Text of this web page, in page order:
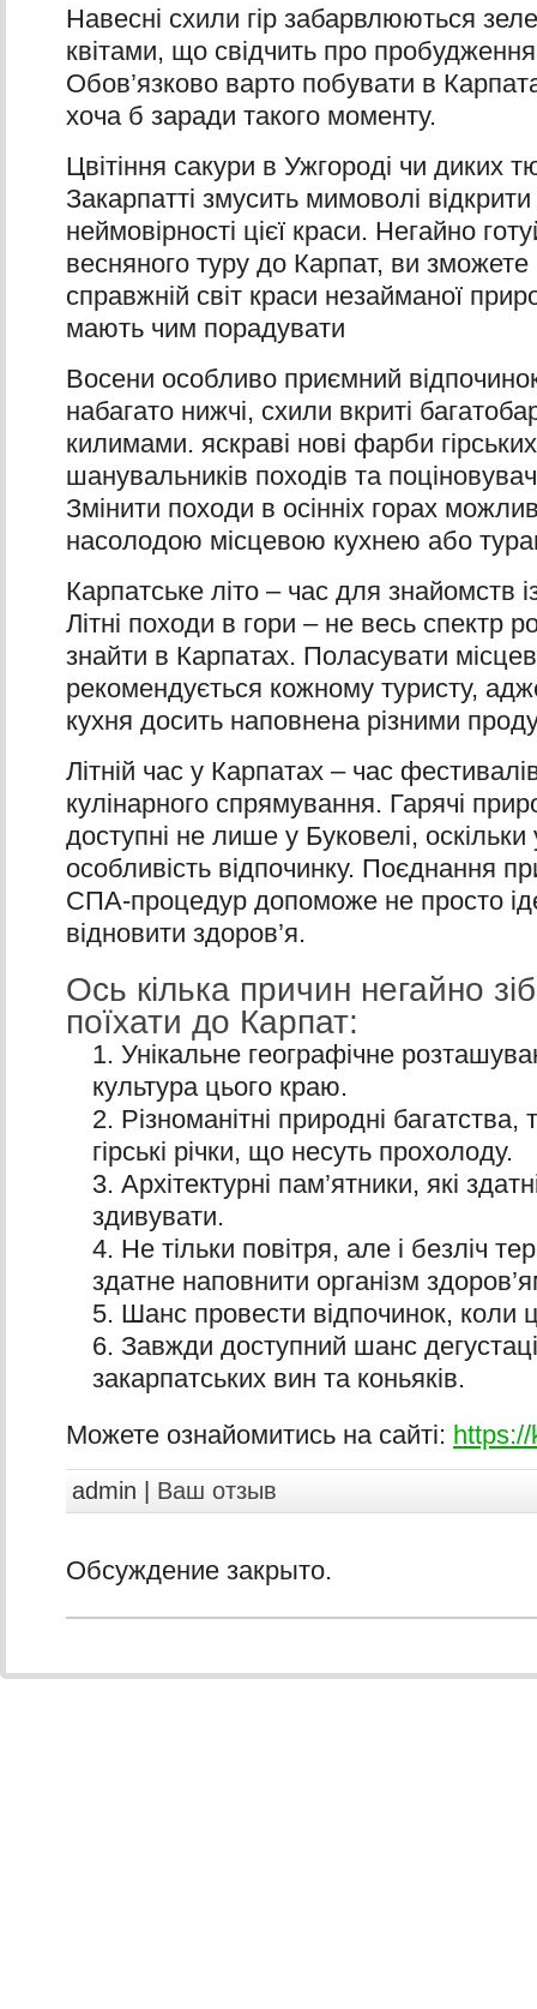
Навесні схили гір забарвлюються
квітами, що свідчить про
Обов’язково варто побувати в
хоча б заради такого моменту.
Цвітіння сакури в Ужгороді чи диких
Закарпатті змусить мимоволі відкрити
неймовірності цієї краси. Негайно
весняного туру до Карпат, ви зможете
справжній світ краси незайманої
мають чим порадувати
Восени особливо приємний
набагато нижчі, схили вкриті
килимами. яскраві нові фарби
шанувальників походів та
Змінити походи в осінніх горах
насолодою місцевою кухнею або
Карпатське літо – час для знайомств
Літні походи в гори – не весь спектр
знайти в Карпатах. Поласувати
рекомендується кожному туристу,
кухня досить наповнена різними
Літній час у Карпатах – час
кулінарного спрямування. Гарячі
доступні не лише у Буковелі,
особливість відпочинку. Поєднання
СПА-процедур допоможе не просто
відновити здоров’я.
Ось кілька причин негайно
поїхати до Карпат:
Унікальне географічне
культура цього краю.
Різноманітні природні
гірські річки, що несуть прохолоду.
Архітектурні пам’ятники, які
здивувати.
Не тільки повітря, але і безліч
здатне наповнити організм
Шанс провести відпочинок, коли
Завжди доступний шанс
закарпатських вин та коньяків.
Можете ознайомитись на сайті:
admin | Ваш отзыв
Обсуждение закрыто.